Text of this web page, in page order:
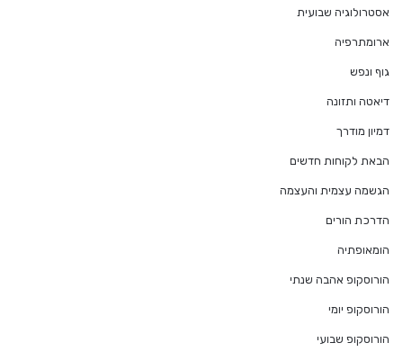
אסטרולוגיה שבועית
ארומתרפיה
גוף ונפש
דיאטה ותזונה
דמיון מודרך
הבאת לקוחות חדשים
הגשמה עצמית והעצמה
הדרכת הורים
הומאופתיה
הורוסקופ אהבה שנתי
הורוסקופ יומי
הורוסקופ שבועי